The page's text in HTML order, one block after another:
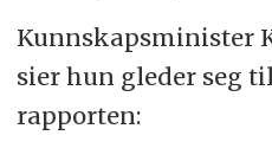
Kunnskapsminister
sier hun gleder seg
rapporten: